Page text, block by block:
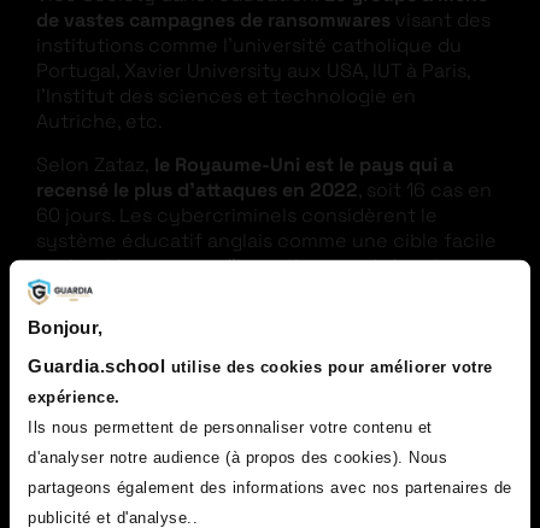
Bonjour,
Guardia.school utilise des cookies pour améliorer votre
expérience.
Ils nous permettent de personnaliser votre contenu et
d'analyser notre audience (à propos des cookies). Nous
partageons également des informations avec nos partenaires de
publicité et d'analyse..
de vastes campagnes de ransomwares visant des
institutions comme l’université catholique du
Portugal, Xavier University aux USA, IUT à Paris,
l’Institut des sciences et technologie en
Autriche, etc.
Selon Zataz, le Royaume-Uni est le pays qui a
recensé le plus d’attaques en 2022, soit 16 cas en
60 jours. Les cybercriminels considèrent le
système éducatif anglais comme une cible facile
sachant le manque d’investissement dans la
cybersécurité.
Vous souhaitez travailler dans la cybersécurité